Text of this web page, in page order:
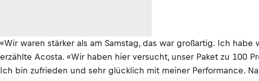
«Wir waren stärker als am Samstag, das war großartig. Ich
erzählte Acosta. «Wir haben hier versucht, unser Paket zu 100
Ich bin zufrieden und sehr glücklich mit meiner Performance.